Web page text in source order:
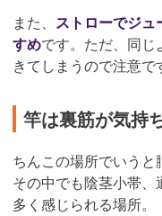
また、 ストローでジ
すめです。ただ、同
きてしまうので注意で
竿は裏筋が気持
ちんこの場所でいうと
その中でも陰茎小帯、
多く感じられる場所。